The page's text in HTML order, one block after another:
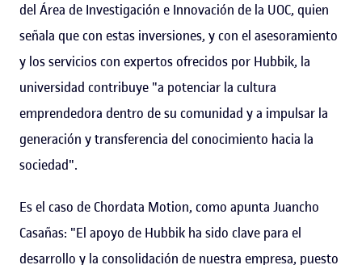
del Área de Investigación e Innovación de la UOC, quien
señala que con estas inversiones, y con el asesoramiento
y los servicios con expertos ofrecidos por Hubbik, la
universidad contribuye "a potenciar la cultura
emprendedora dentro de su comunidad y a impulsar la
generación y transferencia del conocimiento hacia la
sociedad".
Es el caso de Chordata Motion, como apunta Juancho
Casañas: "El apoyo de Hubbik ha sido clave para el
desarrollo y la consolidación de nuestra empresa, puesto